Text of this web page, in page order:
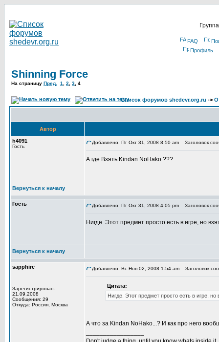
FAQ
Профиль
Shinning Force
На страницу Пред. 1 2 3 4
Список форумов shedevr.org.ru ->
Автор
h4091
Гость
Добавлено: Пт Окт 31, 2008 8:50 am Заголовок
А где Взять Kindan NoHako ???
Вернуться к началу
Гость Добавлено: Пт Окт 31, 2008 4:05 pm Заголовок
Нигде. Этот предмет просто есть в игре, но
Вернуться к началу
sapphire
Зарегистрирован:
21.09.2008
Сообщения: 29
Откуда: Россия, Москва
Добавлено: Вс Ноя 02, 2008 1:54 am Заголовок
Цитата:
Нигде. Этот предмет просто есть в игре,
А что за Kindan NoHako...? И как про него